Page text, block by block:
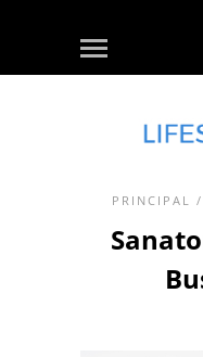
PRINCIPAL /